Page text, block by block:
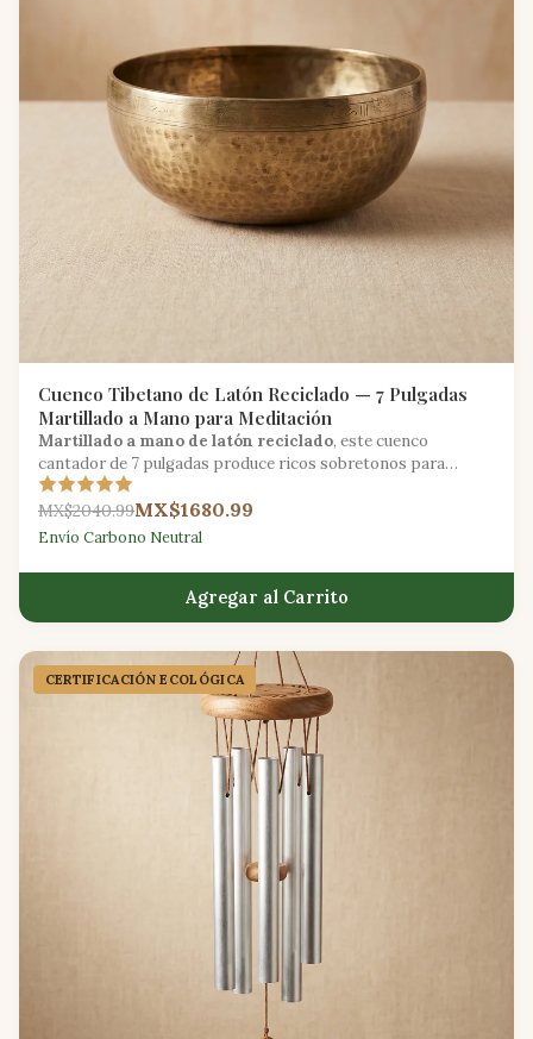
Cuenco Tibetano de Latón Reciclado — 7 Pulgadas
Martillado a Mano para Meditación
Martillado a mano de latón reciclado, este cuenco
cantador de 7 pulgadas produce ricos sobretonos para
meditación y terapia de sonido con un alma sostenible.
MX$2040.99MX$1680.99
Envío Carbono Neutral
Agregar al Carrito
CERTIFICACIÓN ECOLÓGICA